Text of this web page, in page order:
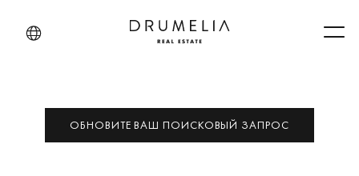
ОБНОВИТЕ ВАШ ПОИСКОВЫЙ ЗАПРОС